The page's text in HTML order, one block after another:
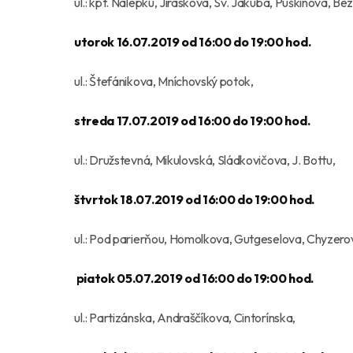
utorok 16.07.2019 od 16:00 do 19:00 hod.
ul.: Štefánikova, Mníchovský potok,
streda 17.07.2019 od 16:00 do 19:00 hod.
ul.: Družstevná, Mikulovská, Sládkovičova, J. Bottu,
štvrtok 18.07.2019 od 16:00 do 19:00 hod.
ul.: Pod parierňou, Homolkova, Gutgeselova,
piatok 05.07.2019 od 16:00 do 19:00 hod.
ul.: Partizánska, Andraščíkova, Cintorínska,